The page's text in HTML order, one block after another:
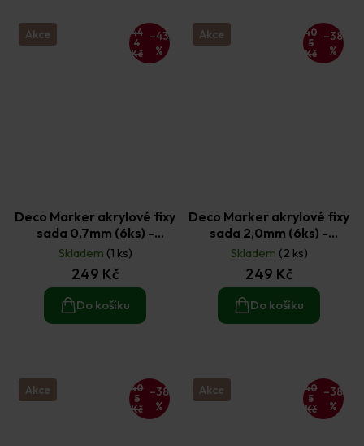
Akce
44
4
Kč
–43
%
Deco Marker akrylové fixy
sada 0,7mm (6ks) -
základní odstíny
Skladem (1 ks)
249 Kč
Do košíku
Akce
40
5
Kč
–38
%
Deco Marker akrylové fixy
sada 2,0mm (6ks) -
metalické odstíny
Skladem (2 ks)
249 Kč
Do košíku
Akce
40
5
Kč
–38
%
Akce
40
5
Kč
–38
%